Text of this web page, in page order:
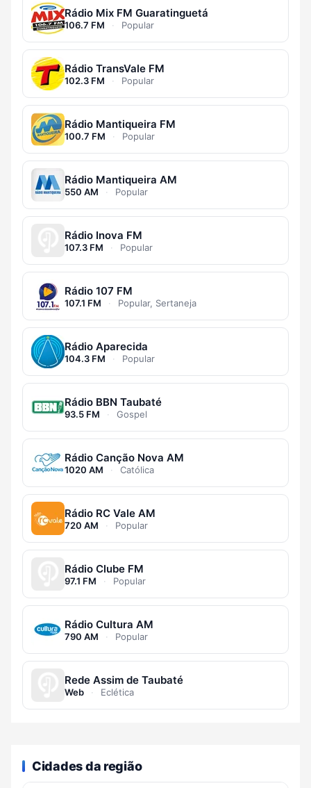
Rádio Mix FM Guaratinguetá
106.7 FM · Popular
Rádio TransVale FM
102.3 FM · Popular
Rádio Mantiqueira FM
100.7 FM · Popular
Rádio Mantiqueira AM
550 AM · Popular
Rádio Inova FM
107.3 FM · Popular
Rádio 107 FM
107.1 FM · Popular, Sertaneja
Rádio Aparecida
104.3 FM · Popular
Rádio BBN Taubaté
93.5 FM · Gospel
Rádio Canção Nova AM
1020 AM · Católica
Rádio RC Vale AM
720 AM · Popular
Rádio Clube FM
97.1 FM · Popular
Rádio Cultura AM
790 AM · Popular
Rede Assim de Taubaté
Web · Eclética
Cidades da região